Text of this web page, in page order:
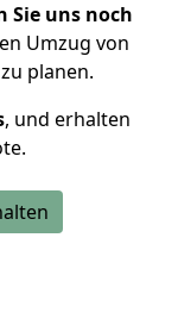
uns noch
Umzug von
planen.
, und erhalten